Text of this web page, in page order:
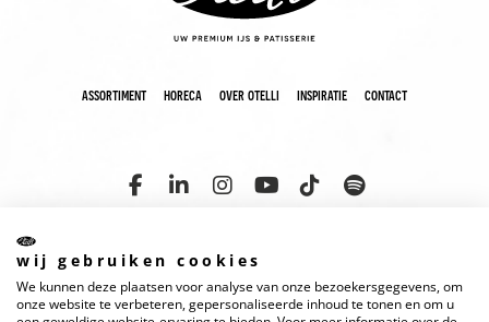
assortiment horeca over otelli inspiratie contact
copyright 2025 otelli disclaimer cookies privacyverklaring
wij gebruiken cookies
We kunnen deze plaatsen voor analyse van onze bezoekersgegevens, om
onze website te verbeteren, gepersonaliseerde inhoud te tonen en om u